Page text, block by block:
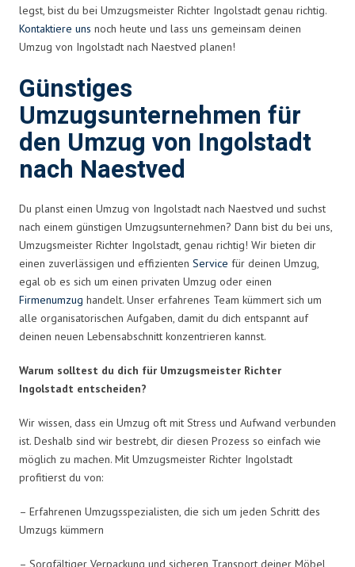
legst, bist du bei Umzugsmeister Richter Ingolstadt genau richtig.
Kontaktiere uns noch heute und lass uns gemeinsam deinen
Umzug von Ingolstadt nach Naestved planen!
Günstiges
Umzugsunternehmen für
den Umzug von Ingolstadt
nach Naestved
Du planst einen Umzug von Ingolstadt nach Naestved und suchst
nach einem günstigen Umzugsunternehmen? Dann bist du bei uns,
Umzugsmeister Richter Ingolstadt, genau richtig! Wir bieten dir
einen zuverlässigen und effizienten Service für deinen Umzug,
egal ob es sich um einen privaten Umzug oder einen
Firmenumzug handelt. Unser erfahrenes Team kümmert sich um
alle organisatorischen Aufgaben, damit du dich entspannt auf
deinen neuen Lebensabschnitt konzentrieren kannst.
Warum solltest du dich für Umzugsmeister Richter
Ingolstadt entscheiden?
Wir wissen, dass ein Umzug oft mit Stress und Aufwand verbunden
ist. Deshalb sind wir bestrebt, dir diesen Prozess so einfach wie
möglich zu machen. Mit Umzugsmeister Richter Ingolstadt
profitierst du von:
– Erfahrenen Umzugsspezialisten, die sich um jeden Schritt des
Umzugs kümmern
– Sorgfältiger Verpackung und sicheren Transport deiner Möbel